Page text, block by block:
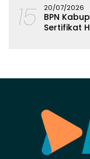
15 20/07/2026
BPN
Sertifikat